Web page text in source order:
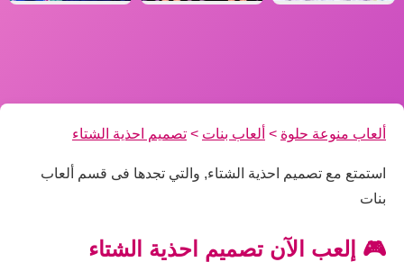
ألعاب منوعة حلوة > ألعاب بنات > تصميم احذية الشتاء
استمتع مع تصميم احذية الشتاء, والتي تجدها فى قسم ألعاب
بنات
🎮 إلعب الآن تصميم احذية الشتاء